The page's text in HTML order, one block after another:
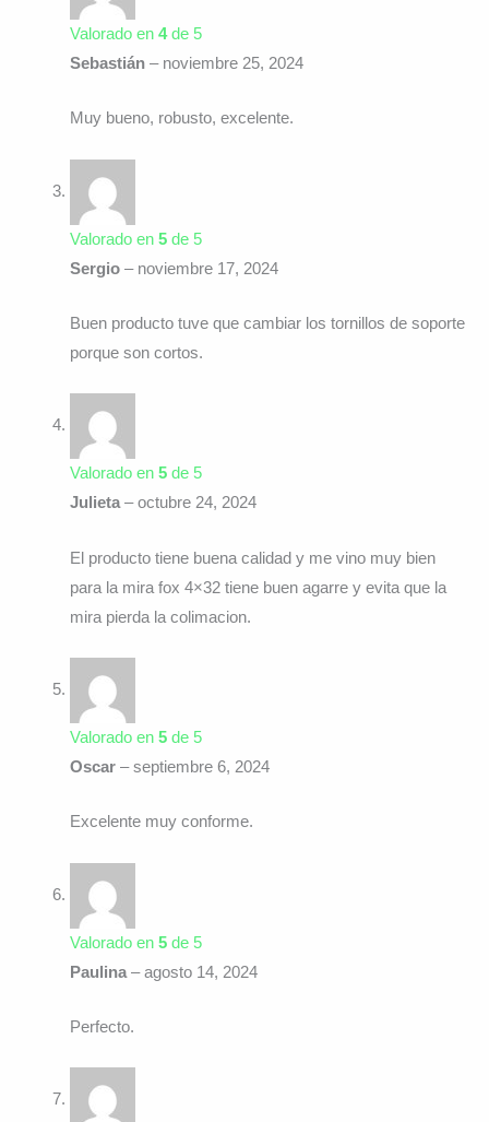
Valorado en 4de 5
Sebastián – noviembre 25, 2024
Muy bueno, robusto, excelente.
Valorado en 5de 5
Sergio – noviembre 17, 2024
Buen producto tuve que cambiar los tornillos de soporte
porque son cortos.
Valorado en 5de 5
Julieta– octubre 24, 2024
El producto tiene buena calidad y me vino muy bien
para la mira fox 4×32 tiene buen agarre y evita que la
mira pierda la colimacion.
Valorado en 5de 5
Oscar – septiembre 6, 2024
Excelente muy conforme.
Valorado en 5de 5
Paulina – agosto 14, 2024
Perfecto.